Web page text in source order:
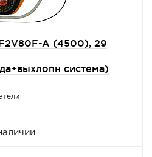
A (4500), 29
система)